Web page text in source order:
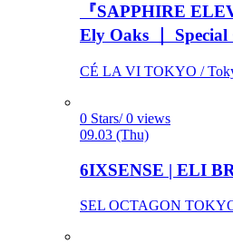
『SAPPHIRE
Ely Oaks ｜
CÉ LA VI TOKYO /
0 Stars/ 0 views
09.03 (Thu)
6IXSENSE | ELI
SEL OCTAGON